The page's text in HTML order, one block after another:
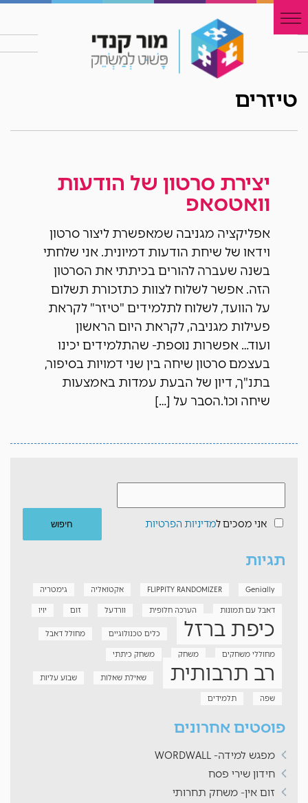
טיזרים
יצירת סרטון של הודעות
וואטסאפ
אפליקציה מגניבה שמאפשרת ליצור סרטון
וידאו של שיחת הודעות דמיונית. אני שלחתי
בשנה שעברה להורים בכיתתי את הסרטון
הזה. אפשר לשלוח לצוות כתזכורת תשלום
על הוועד, לשלוח לתלמידים "טיזר" לקראת
פעילות מגניבה, לקראת היום הראשון
ועוד… אפשרות נוספת- שהתלמידים יכינו
בעצמם סרטון שיחה בין שני דמויות בסיפור,
בתנ"ך, דיון של הבעת עמדות באמצעות
שיחה וכו'.הסבר על […]
אני מסכים למדיניות הפרטיות
תגיות
FLIPPITY RANDOMIZER Genially אקטואליה
גימטריה
דאבל עם תמונות
הערכה חלופית וורדעל זום יויו
כיפת ברזל כלים טכנולוגיים
מחולל דאבל
מחוללי משחקים
משחק משחק כיתתי
רב תרבותית שאילת שאלות
שבוע עליות
שפה
תלמידים
פוסטים אחרונים
מפגש למידה- WORDWALL
חידון שירי פסח
זום אין- משחק תחרותי